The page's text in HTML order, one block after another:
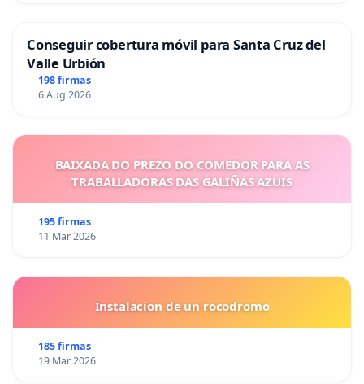
Conseguir cobertura móvil para Santa Cruz del
Valle Urbión
198 firmas
6 Aug 2026
BAIXADA DO PREZO DO COMEDOR PARA AS
TRABALLADORAS DAS GALIÑAS AZUIS
195 firmas
11 Mar 2026
Instalacion de un rocodromo
185 firmas
19 Mar 2026